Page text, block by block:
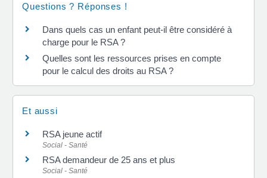
Questions ? Réponses !
Dans quels cas un enfant peut-il être considéré à
charge pour le RSA ?
Quelles sont les ressources prises en compte
pour le calcul des droits au RSA ?
Et aussi
RSA jeune actif
Social - Santé
RSA demandeur de 25 ans et plus
Social - Santé